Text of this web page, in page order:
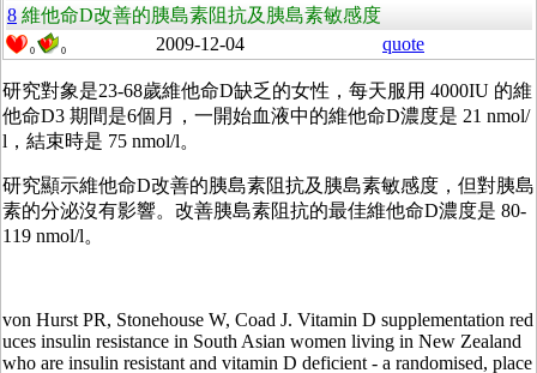
8 維他命D改善的胰島素阻抗及胰島素敏感度
0 0 2009-12-04 quote
研究對象是23-68歲維他命D缺乏的女性，每天服用 4000IU 的維
他命D3 期間是6個月，一開始血液中的維他命D濃度是 21 nmol/
l，結束時是 75 nmol/l。
研究顯示維他命D改善的胰島素阻抗及胰島素敏感度，但對胰島
素的分泌沒有影響。改善胰島素阻抗的最佳維他命D濃度是 80-
119 nmol/l。
von Hurst PR, Stonehouse W, Coad J. Vitamin D supplementation red
uces insulin resistance in South Asian women living in New Zealand
who are insulin resistant and vitamin D deficient - a randomised, place